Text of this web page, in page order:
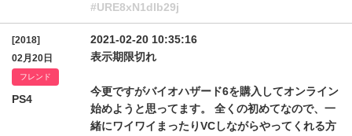
#URE8xN1dIb29j
[2018]
02月20日
フレンド
PS4
2021-02-20 10:35:16
表示期限切れ
今更ですがバイオハザード6を購入してオンライン
始めようと思ってます。 全くの初めてなので、一
緒にワイワイまったりVCしながらやってくれる方